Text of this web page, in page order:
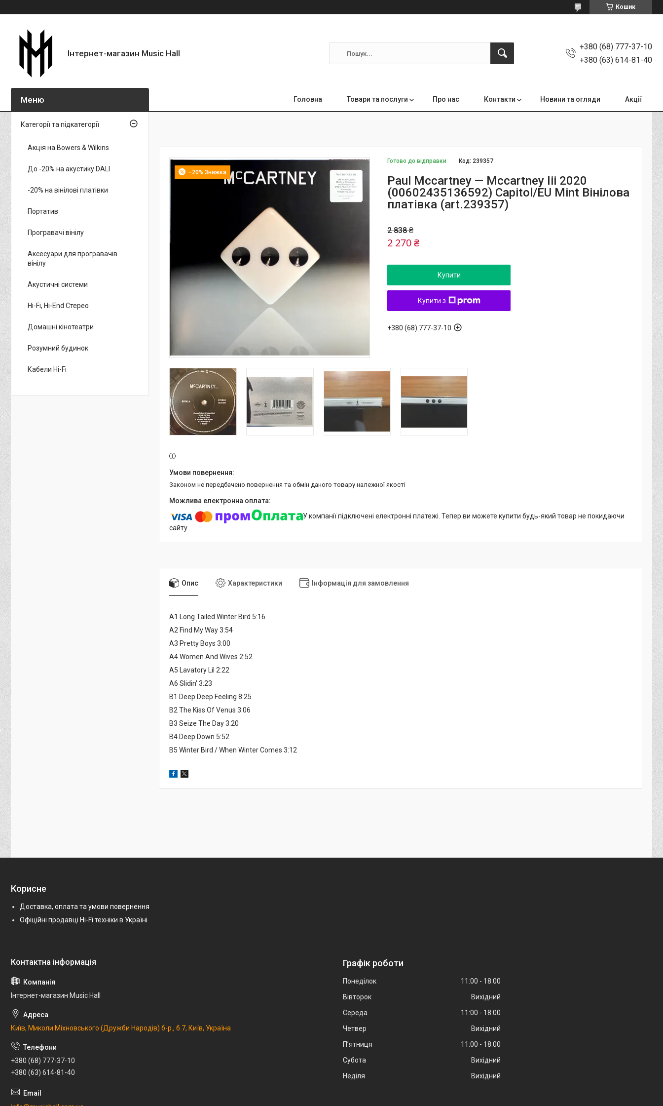
Кошик
Інтернет-магазин Music Hall
+380 (68) 777-37-10
+380 (63) 614-81-40
Головна Товари та послуги Про нас Контакти Новини та огляди Акції
–20%
Готово до відправки Код: 239357
Paul Mccartney — Mccartney Iii 2020
(00602435136592) Capitol/EU Mint Вінілова
платівка (art.239357)
2 838 ₴
2 270 ₴
Купити
Купити з
+380 (68) 777-37-10
Законом не передбачено повернення та обмін даного товару належної якості
У компанії підключені електронні платежі. Тепер ви можете купити будь-який товар не покидаючи
сайту.
Опис Характеристики Інформація для замовлення
A1 Long Tailed Winter Bird 5:16
A2 Find My Way 3:54
A3 Pretty Boys 3:00
A4 Women And Wives 2:52
A5 Lavatory Lil 2:22
A6 Slidin' 3:23
B1 Deep Deep Feeling 8:25
B2 The Kiss Of Venus 3:06
B3 Seize The Day 3:20
B4 Deep Down 5:52
B5 Winter Bird / When Winter Comes 3:12
Категорії та підкатегорії
Акція на Bowers & Wilkins
До -20% на акустику DALI
-20% на вінілові платівки
Портатив
Програвачі вінілу
Аксесуари для програвачів
вінілу
Акустичні системи
Hi-Fi, Hi-End Стерео
Домашні кінотеатри
Розумний будинок
Кабели Hi-Fi
Корисне
Доставка, оплата та умови повернення
Офіційні продавці Hi-Fi техніки в Україні
Інтернет-магазин Music Hall
Київ, Миколи Міхновського (Дружби Народів) б-р., б.7, Київ, Україна
+380 (68) 777-37-10
+380 (63) 614-81-40
Графік роботи
Понеділок 11:00
18:00
Вівторок
Вихідний
Середа
11:00
18:00
Четвер
Вихідний
Пʼятниця
11:00
18:00
Субота
Вихідний
Неділя
Вихідний